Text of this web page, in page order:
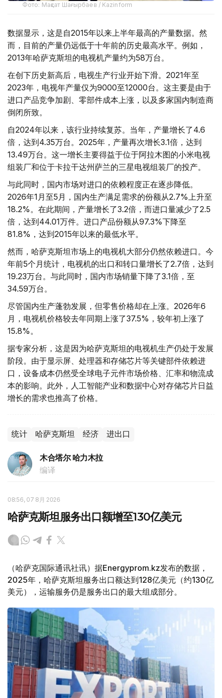
Фото: Мақсат Шағырбаев / Kazinform
数据显示，这是自2015年以来上半年最高的产量数据。然
而，目前的产量仍远低于十年前的历史最高水平。例如，
2013年哈萨克斯坦的电视机产量约为58万台。
在创下历史新高后，电视生产行业开始下滑。2021年至
2023年，电视年产量仅为9000至12000台。这主要是由于
进口产品竞争加剧、零部件成本上涨，以及多家国内制造商
倒闭所致。
自2024年以来，该行业持续复苏。当年，产量增长了4.6
倍，达到4.35万台。2025年，产量再次增长3.1倍，达到
13.49万台。这一增长主要得益于位于阿拉木图的小米电视
组装厂和位于卡拉干达州萨兰的三星电视组装厂的投产。
与此同时，国内市场对进口的依赖程度正在逐步降低。
2026年1月至5月，国内生产满足需求的份额从2.7%上升至
18.2%。在此期间，产量增长了3.2倍，而进口量减少了2.5
倍，达到44.01万件。进口产品份额从97.3%下降至
81.8%，达到2015年以来的最低水平。
然而，哈萨克斯坦市场上的电视机大部分仍然依赖进口。今
年前5个月统计，电视机的出口和转口量增长了2.7倍，达到
19.23万台。与此同时，国内市场销量下降了3.1倍，至
34.59万台。
尽管国内生产蓬勃发展，但零售价格却在上涨。2026年6
月，电视机价格较去年同期上涨了37.5%，较年初上涨了
15.8%。
据专家分析，这是因为哈萨克斯坦的电视机生产仍处于发展
阶段。由于显示屏、处理器和存储芯片等关键部件依赖进
口，设备成本仍然受全球电子元件市场价格、汇率和物流成
本的影响。此外，人工智能产业和数据中心对存储芯片日益
增长的需求也推高了价格。
统计 哈萨克斯坦 经济 进出口
木合塔尔 哈力木拉
编译
08:56, 07 8月 2026
哈萨克斯坦服务出口额增至130亿美元
（哈萨克国际通讯社讯）据Energyprom.kz发布的数据，
2025年，哈萨克斯坦服务出口额达到128亿美元（约130亿
美元），运输服务仍是服务出口的最大组成部分。